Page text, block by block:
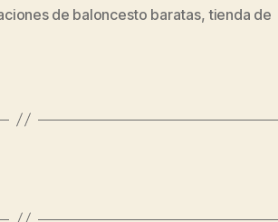
de baloncesto baratas,tienda de